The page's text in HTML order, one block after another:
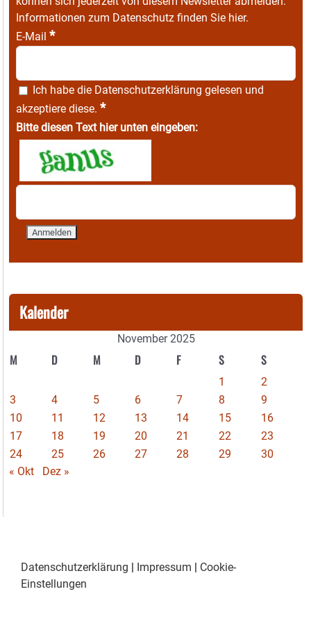
Informationen zum Datenschutz finden Sie hier.
E-Mail *
Ich habe die Datenschutzerklärung gelesen und
akzeptiere diese. *
Bitte diesen Text hier unten eingeben:
Kalender
November 2025
M D M D F S S
1
2
3
4 5 6 7 8
9
10
11 12 13 14 15
16
17
18 19 20 21 22
23
24
25 26 27 28 29
30
« Okt
Dez »
Datenschutzerklärung | Impressum | Cookie-
Einstellungen